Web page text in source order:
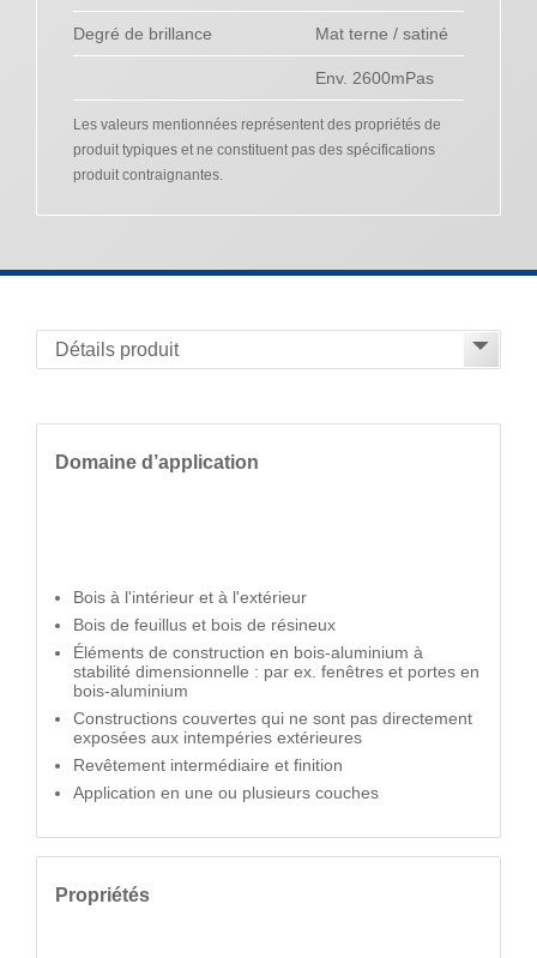
Degré de brillance Mat terne / satiné
Env. 2600mPas
Les valeurs mentionnées représentent des propriétés de
produit typiques et ne constituent pas des spécifications
produit contraignantes.
Domaine d’application
Bois à l'intérieur et à l'extérieur
Bois de feuillus et bois de résineux
Éléments de construction en bois-aluminium à
stabilité dimensionnelle : par ex. fenêtres et portes en
bois-aluminium
Constructions couvertes qui ne sont pas directement
exposées aux intempéries extérieures
Revêtement intermédiaire et finition
Application en une ou plusieurs couches
Propriétés